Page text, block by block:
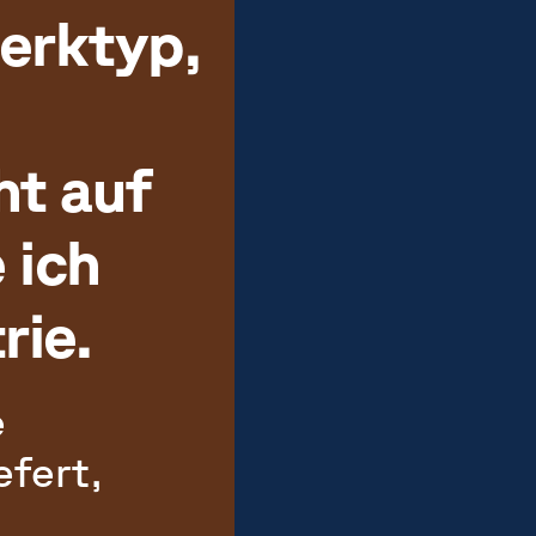
auf
ich